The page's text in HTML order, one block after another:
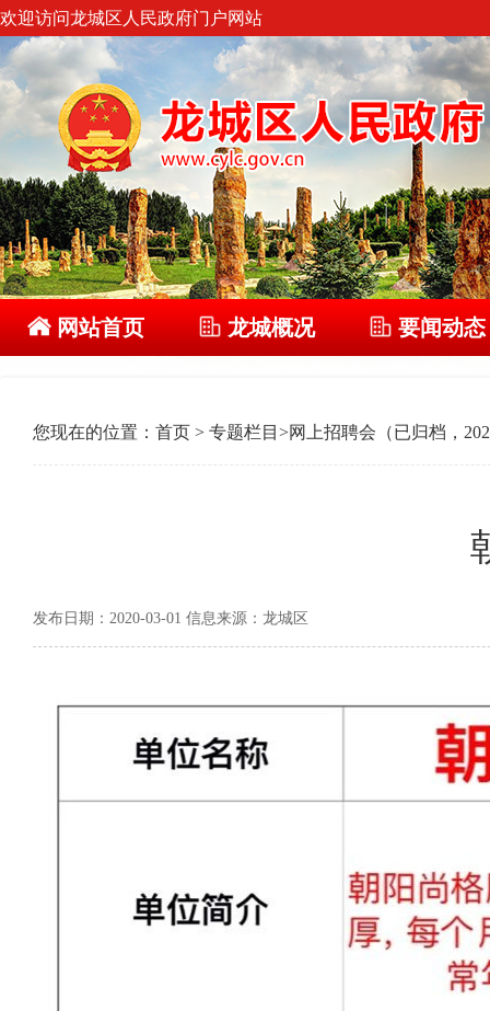
欢迎访问龙城区人民政府门户网站
网站首页 龙城概况 要闻动态
您现在的位置： 首页 > 专题栏目 >网上招聘会（已归档，
发布日期：2020-03-01 信息来源：龙城区